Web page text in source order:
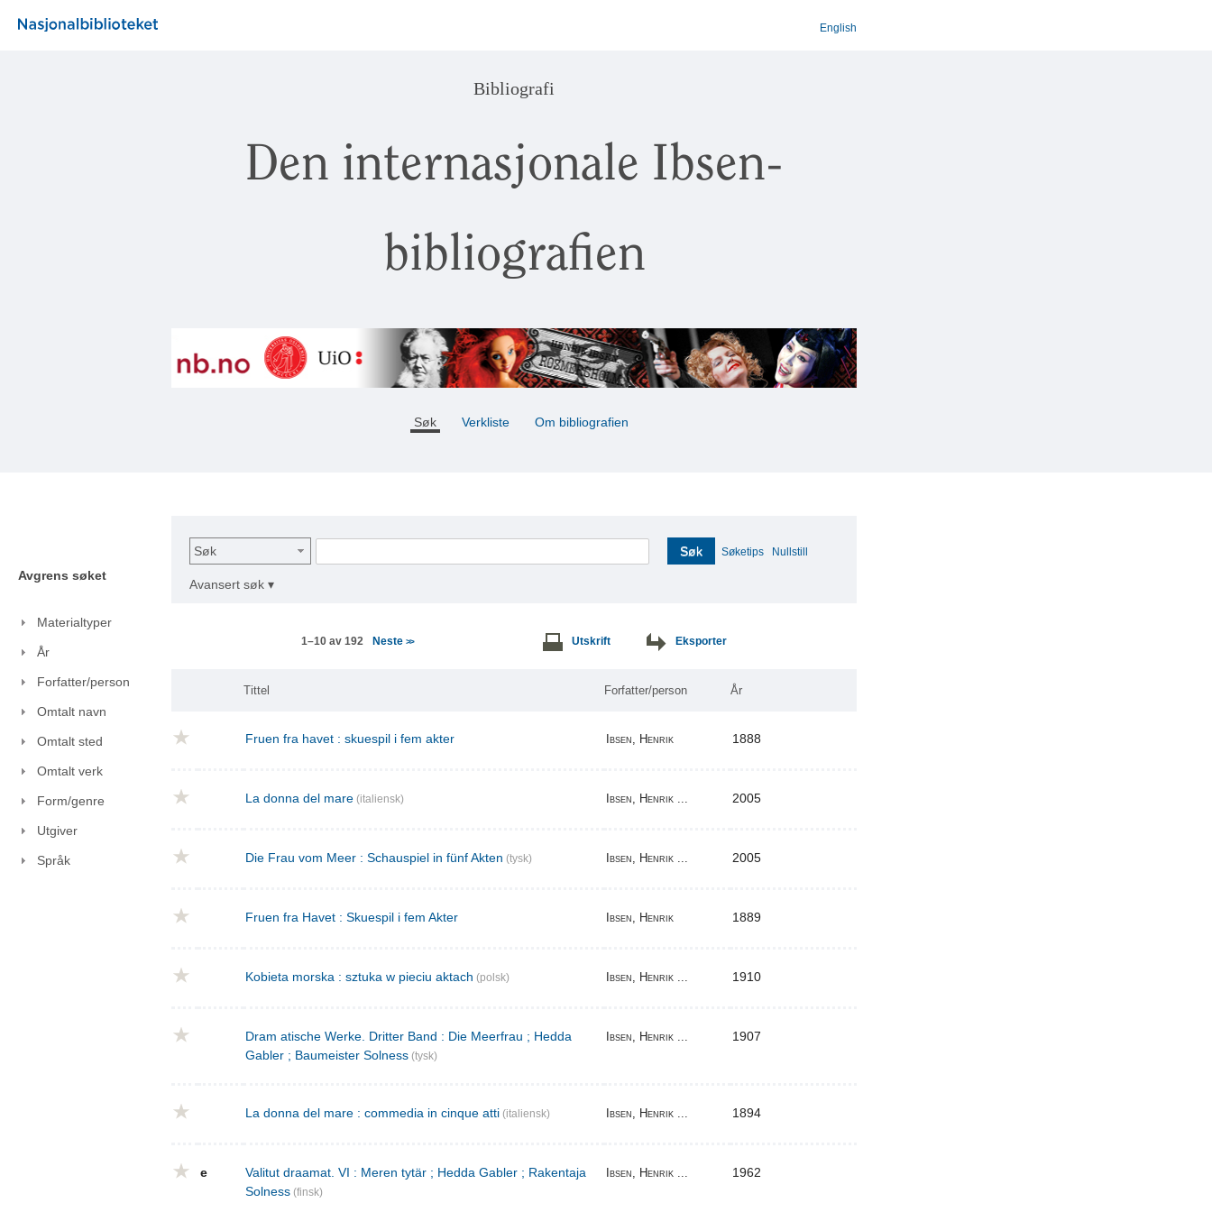
English
Bibliografi
Den internasjonale Ibsen-
bibliografien
Søk Verkliste Om bibliografien
Avgrens søket
Materialtyper
År
Forfatter/person
Omtalt navn
Omtalt sted
Omtalt verk
Form/genre
Utgiver
Språk
Søk Søk Søketips Nullstill
Avansert søk ▾
1–10 av 192 Neste >> Utskrift Eksporter
Tittel Forfatter/person År
Fruen fra havet : skuespil i fem akter Ibsen, Henrik 1888
La donna del mare (italiensk) Ibsen, Henrik ... 2005
Die Frau vom Meer : Schauspiel in fünf Akten (tysk) Ibsen, Henrik ... 2005
Fruen fra Havet : Skuespil i fem Akter Ibsen, Henrik 1889
Kobieta morska : sztuka w pieciu aktach (polsk) Ibsen, Henrik ... 1910
Dram atische Werke. Dritter Band : Die Meerfrau ; Hedda
Gabler ; Baumeister Solness (tysk)
Ibsen, Henrik ... 1907
La donna del mare : commedia in cinque atti (italiensk) Ibsen, Henrik ... 1894
e
Valitut draamat. VI : Meren tytär ; Hedda Gabler ; Rakentaja
Solness (finsk)
Ibsen, Henrik ... 1962